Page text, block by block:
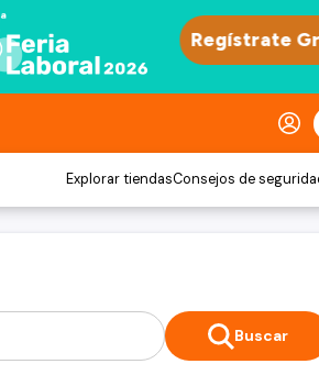
Explorar tiendasConsejos de
Buscar